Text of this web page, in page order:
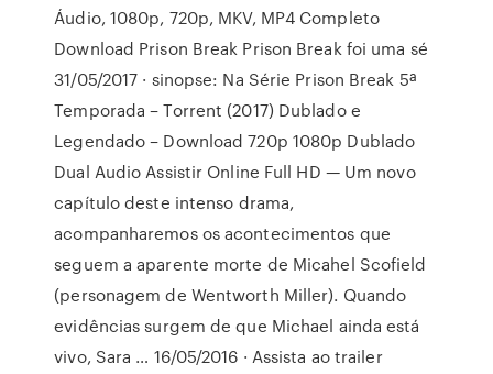
Áudio, 1080p, 720p, MKV, MP4 Completo
Download Prison Break Prison Break foi uma sé
31/05/2017 · sinopse: Na Série Prison Break 5ª
Temporada – Torrent (2017) Dublado e
Legendado – Download 720p 1080p Dublado
Dual Audio Assistir Online Full HD — Um novo
capítulo deste intenso drama,
acompanharemos os acontecimentos que
seguem a aparente morte de Micahel Scofield
(personagem de Wentworth Miller). Quando
evidências surgem de que Michael ainda está
vivo, Sara … 16/05/2016 · Assista ao trailer